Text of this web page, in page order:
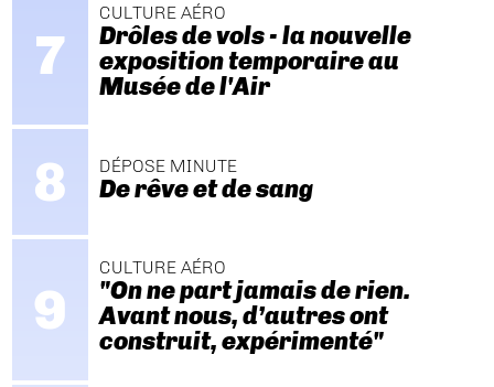
CULTURE AÉRO
Drôles de vols - la nouvelle
exposition temporaire au
Musée de l'Air
DÉPOSE MINUTE
De rêve et de sang
CULTURE AÉRO
"On ne part jamais de rien.
Avant nous, d’autres ont
construit, expérimenté"